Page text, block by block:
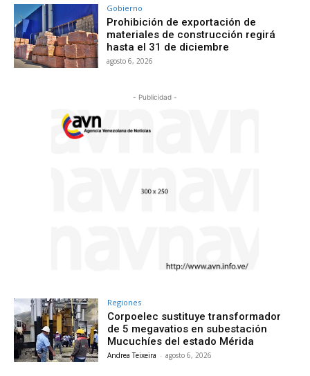
Gobierno
Prohibición de exportación de
materiales de construcción regirá
hasta el 31 de diciembre
agosto 6, 2026
- Publicidad -
Regiones
Corpoelec sustituye transformador
de 5 megavatios en subestación
Mucuchíes del estado Mérida
Andrea Teixeira - agosto 6, 2026